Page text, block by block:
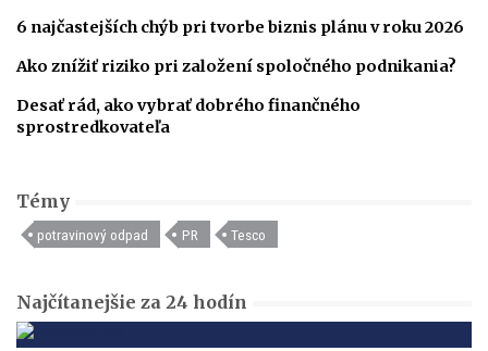
6 najčastejších chýb pri tvorbe biznis plánu v roku 2026
Ako znížiť riziko pri založení spoločného podnikania?
Desať rád, ako vybrať dobrého finančného
sprostredkovateľa
Témy
potravinový odpad PR Tesco
Najčítanejšie za 24 hodín